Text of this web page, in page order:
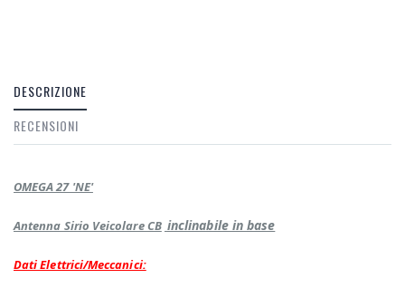
DESCRIZIONE
RECENSIONI
OMEGA 27 'NE'
Antenna Sirio Veicolare CB inclinabile in base
Dati Elettrici/Meccanici: